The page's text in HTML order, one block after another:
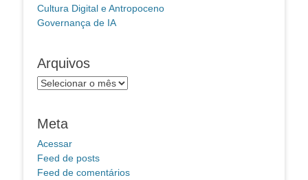
Cultura Digital e Antropoceno
Governança de IA
Arquivos
Arquivos
Meta
Acessar
Feed de posts
Feed de comentários